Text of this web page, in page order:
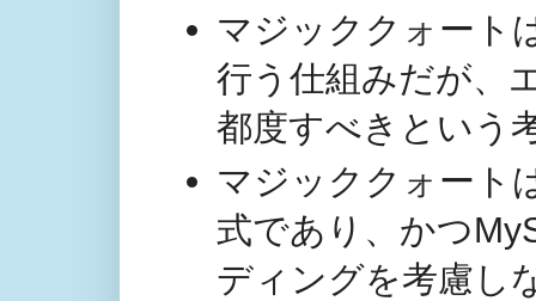
マジッククォート
行う仕組みだが、
都度すべきという
マジッククォート
式であり、かつ
ディングを考慮し